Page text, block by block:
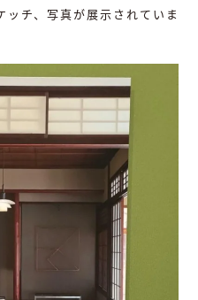
チ、写真が展示されていま